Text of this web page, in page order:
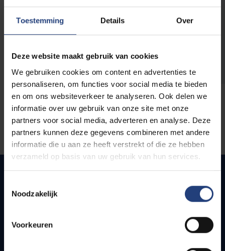
Toestemming Details Over
Deze website maakt gebruik van cookies
We gebruiken cookies om content en advertenties te
personaliseren, om functies voor social media te bieden
en om ons websiteverkeer te analyseren. Ook delen we
informatie over uw gebruik van onze site met onze
partners voor social media, adverteren en analyse. Deze
partners kunnen deze gegevens combineren met andere
informatie die u aan ze heeft verstrekt of die ze hebben
verzameld op basis van uw gebruik van hun services.
Noodzakelijk
Voorkeuren
Quick links